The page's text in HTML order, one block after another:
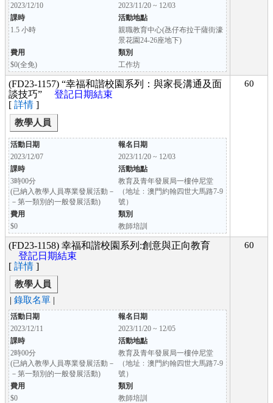
2023/12/10
2023/11/20 ~ 12/03
課時
活動地點
1.5 小時
親職教育中心(氹仔布拉干薩街濠
景花園24-26座地下)
費用
類別
$0(全免)
工作坊
(FD23-1157) “幸福和諧校園系列：與家長溝通及面
談技巧” 登記日期結束
[ 詳情 ]
教學人員
活動日期
報名日期
2023/12/07
2023/11/20 ~ 12/03
課時
活動地點
3時00分
(已納入教學人員專業發展活動－
－第一類別的一般發展活動)
教育及青年發展局一樓仲尼堂
（地址﹕澳門約翰四世大馬路7-9
號）
費用
類別
$0
教師培訓
60
(FD23-1158) 幸福和諧校園系列:創意與正向教育
登記日期結束
[ 詳情 ]
教學人員
| 錄取名單 |
活動日期
報名日期
2023/12/11
2023/11/20 ~ 12/05
課時
活動地點
2時00分
(已納入教學人員專業發展活動－
－第一類別的一般發展活動)
教育及青年發展局一樓仲尼堂
（地址﹕澳門約翰四世大馬路7-9
號）
費用
類別
$0
教師培訓
60